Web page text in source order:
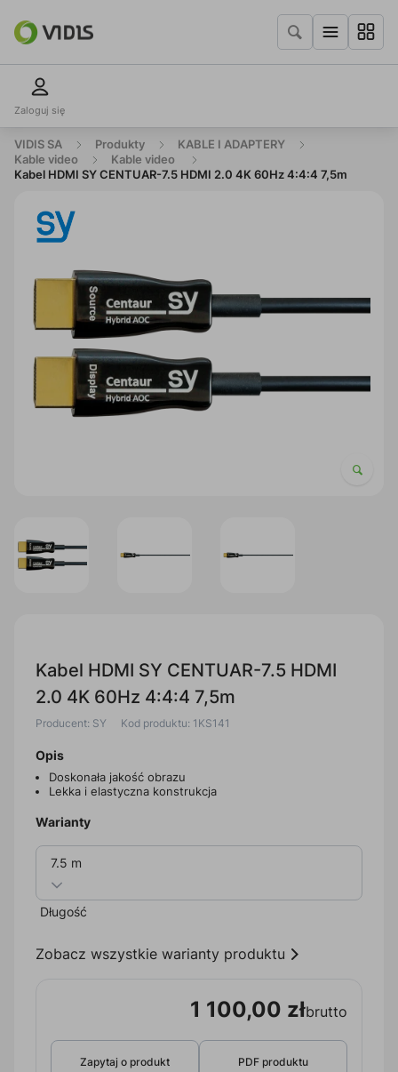
Zaloguj się
VIDIS SA Produkty
KABLE I ADAPTERY
Kable video
Kable video
Kabel HDMI SY CENTUAR-7.5 HDMI 2.0 4K 60Hz 4:4:4 7,5m
Kabel HDMI SY CENTUAR-7.5 HDMI
2.0 4K 60Hz 4:4:4 7,5m
Producent: SY Kod produktu: 1KS141
Opis
Doskonała jakość obrazu
Lekka i elastyczna konstrukcja
Warianty
7.5 m
Długość
Zobacz wszystkie warianty produktu
1 100,00 złbrutto
Zapytaj o produkt PDF produktu